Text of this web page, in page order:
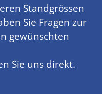
Standgrössen
Sie Fragen zur
gewünschten
Sie uns direkt.